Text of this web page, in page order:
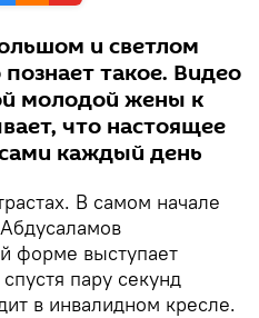
и светлом
такое. Видео
молодой жены к
что настоящее
каждый день
В самом начале
форме выступает
пару секунд
в инвалидном кресле.